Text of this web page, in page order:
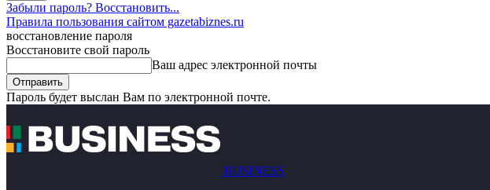
Забыли пароль? Восстановить...
Правила пользования сайтом gazetabiznes.ru
восстановление пароля
Восстановите свой пароль
Ваш адрес электронной почты
Пароль будет выслан Вам по электронной почте.
BUSINESS